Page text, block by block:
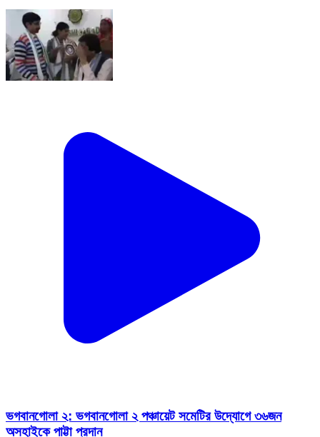
ভগবানগোলা ২: ভগবানগোলা ২ পঞ্চায়েট সমেটির উদ্যোগে ৩৬জন
অসহাইকে পাট্টা প্রদান